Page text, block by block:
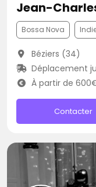
Jean-
Bossa Nova
Béziers (34)
Déplacement
À partir de
Contacter